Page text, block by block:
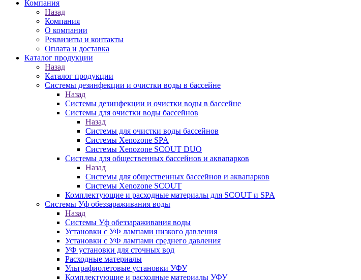
Компания
Назад
Компания
О компании
Реквизиты и контакты
Оплата и доставка
Каталог продукции
Назад
Каталог продукции
Системы дезинфекции и очистки воды в бассейне
Назад
Системы дезинфекции и очистки воды в бассейне
Системы для очистки воды бассейнов
Назад
Системы для очистки воды бассейнов
Системы Xenozone SPA
Системы Xenozone SCOUT DUO
Системы для общественных бассейнов и аквапарков
Назад
Системы для общественных бассейнов и аквапарков
Системы Xenozone SCOUT
Комплектующие и расходные материалы для SCOUT и SPA
Системы Уф обеззараживания воды
Назад
Системы Уф обеззараживания воды
Установки с УФ лампами низкого давления
Установки с УФ лампами среднего давления
УФ установки для сточных вод
Расходные материалы
Ультрафиолетовые установки УФУ
Комплектующие и расходные материалы УФУ